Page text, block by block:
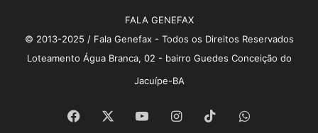
FALA GENEFAX
© 2013-2025 / Fala Genefax - Todos os Direitos Reservados
Loteamento Água Branca, 02 - bairro Guedes Conceição do
Jacuípe-BA
Facebook YouTubeInstagram
TikTokWhatsApp